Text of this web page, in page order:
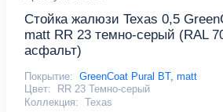
Стойка жалюзи Texas 0,5
matt RR 23 темно-серый (RAL
асфальт)
Покрытие: GreenCoat Pural BT, matt
Цвет:
RR 23 Темно-серый
Коллекция: Texas